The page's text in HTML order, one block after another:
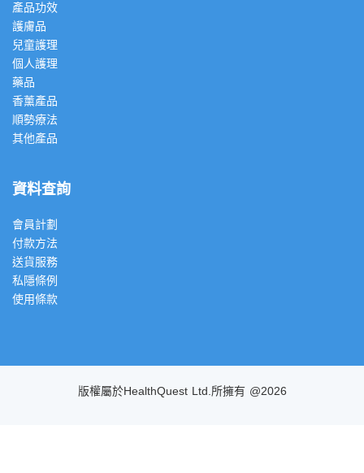
產品功效
護膚品
兒童護理
個人護理
藥品
香薰產品
順勢療法
其他產品
資料查詢
會員計劃
付款方法
送貨服務
私隱條例
使用條款
版權屬於HealthQuest Ltd.所擁有 @2026